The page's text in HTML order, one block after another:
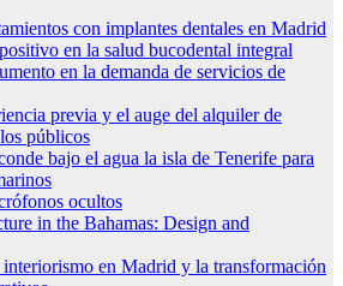
con implantes dentales en Madrid
en la salud bucodental integral
en la demanda de servicios de
previa y el auge del alquiler de
públicos
bajo el agua la isla de Tenerife para
ocultos
in the Bahamas: Design and
en Madrid y la transformación